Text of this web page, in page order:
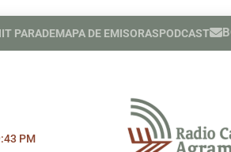
PARADEMAPA DE EMISORASPODCAST
PM